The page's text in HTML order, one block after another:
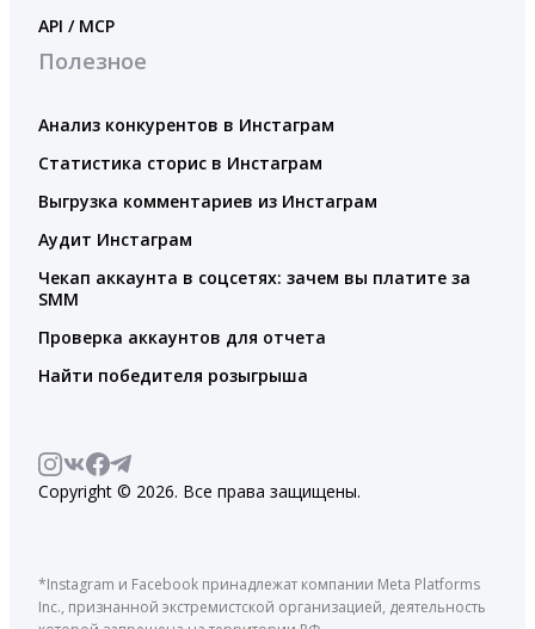
API / MCP
Полезное
Анализ конкурентов в Инстаграм
Статистика сторис в Инстаграм
Выгрузка комментариев из Инстаграм
Аудит Инстаграм
Чекап аккаунта в соцсетях: зачем вы платите за
SMM
Проверка аккаунтов для отчета
Найти победителя розыгрыша
Copyright © 2026. Все права защищены.
*Instagram и Facebook принадлежат компании Meta Platforms
Inc., признанной экстремистской организацией, деятельность